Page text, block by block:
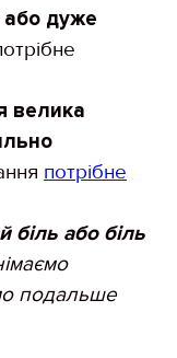
або дуже
велика
потрібне
або біль
подальше